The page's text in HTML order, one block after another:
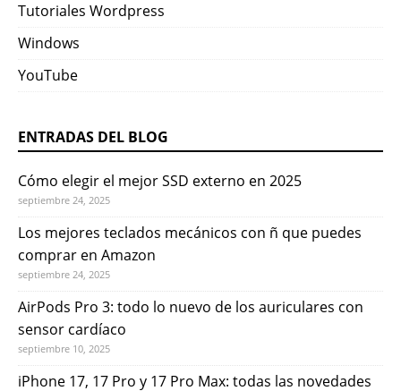
Tutoriales Wordpress
Windows
YouTube
ENTRADAS DEL BLOG
Cómo elegir el mejor SSD externo en 2025
septiembre 24, 2025
Los mejores teclados mecánicos con ñ que puedes
comprar en Amazon
septiembre 24, 2025
AirPods Pro 3: todo lo nuevo de los auriculares con
sensor cardíaco
septiembre 10, 2025
iPhone 17, 17 Pro y 17 Pro Max: todas las novedades